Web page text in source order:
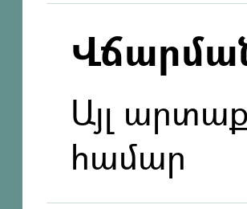
Այլ
համար